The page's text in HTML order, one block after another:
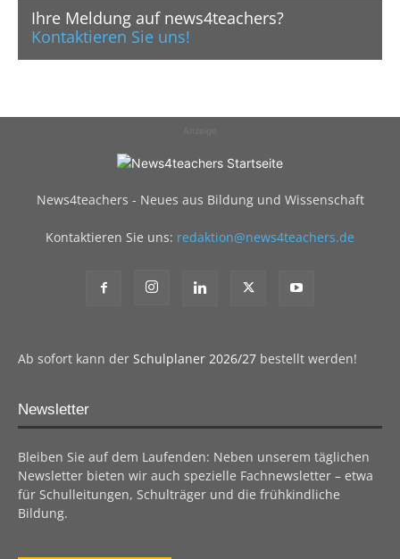
Ihre Meldung auf news4teachers?
Kontaktieren Sie uns!
News4teachers - Neues aus Bildung und Wissenschaft
Kontaktieren Sie uns: redaktion@news4teachers.de
Ab sofort kann der Schulplaner 2026/27 bestellt werden!
Newsletter
Bleiben Sie auf dem Laufenden: Neben unserem täglichen
Newsletter bieten wir auch spezielle Fachnewsletter – etwa
für Schulleitungen, Schulträger und die frühkindliche
Bildung.